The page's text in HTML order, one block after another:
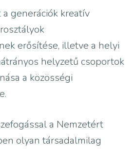
generációk kreatív
erősítése, illetve a helyi
helyzetű csoportok
a közösségi
a Nemzetért
olyan társadalmilag